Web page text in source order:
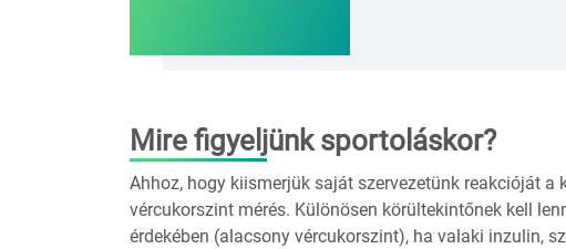
Mire figyeljünk sportoláskor?
Ahhoz, hogy kiismerjük saját szervezetünk reakcióját
vércukorszint mérés. Különösen körültekintőnek kell
érdekében (alacsony vércukorszint), ha valaki inzulin,